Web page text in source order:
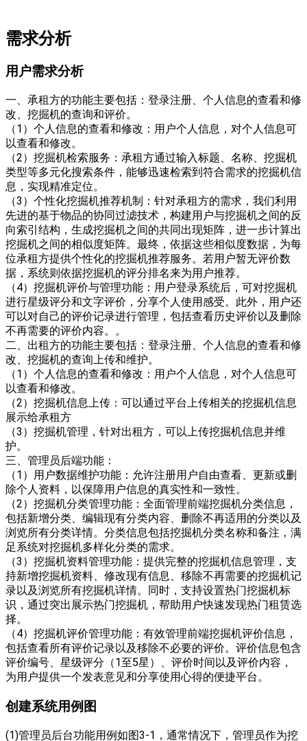
需求分析
用户需求分析
一、承租方的功能主要包括：登录注册、个人信息的查看和修
改、挖掘机的查询和评价。
（1）个人信息的查看和修改：用户个人信息，对个人信息可
以查看和修改。
（2）挖掘机检索服务：承租方通过输入标题、名称、挖掘机
类型等多元化搜索条件，能够迅速检索到符合需求的挖掘机信
息，实现精准定位。
（3）个性化挖掘机推荐机制：针对承租方的需求，我们利用
先进的基于物品的协同过滤技术，构建用户与挖掘机之间的反
向索引结构，生成挖掘机之间的共同出现矩阵，进一步计算出
挖掘机之间的相似度矩阵。最终，依据这些相似度数据，为每
位承租方提供个性化的挖掘机推荐服务。若用户暂无评价数
据，系统则依据挖掘机的评分排名来为用户推荐。
（4）挖掘机评价与管理功能：用户登录系统后，可对挖掘机
进行星级评分和文字评价，分享个人使用感受。此外，用户还
可以对自己的评价记录进行管理，包括查看历史评价以及删除
不再需要的评价内容。。
二、出租方的功能主要包括：登录注册、个人信息的查看和修
改、挖掘机的查询上传和维护。
（1）个人信息的查看和修改：用户个人信息，对个人信息可
以查看和修改。
（2）挖掘机信息上传：可以通过平台上传相关的挖掘机信息
展示给承租方
（3）挖掘机管理，针对出租方，可以上传挖掘机信息并维
护。
三、管理员后端功能：
（1）用户数据维护功能：允许注册用户自由查看、更新或删
除个人资料，以保障用户信息的真实性和一致性。
（2）挖掘机分类管理功能：全面管理前端挖掘机分类信息，
包括新增分类、编辑现有分类内容、删除不再适用的分类以及
浏览所有分类详情。分类信息包括挖掘机分类名称和备注，满
足系统对挖掘机多样化分类的需求。
（3）挖掘机资料管理功能：提供完整的挖掘机信息管理，支
持新增挖掘机资料、修改现有信息、移除不再需要的挖掘机记
录以及浏览所有挖掘机详情。同时，支持设置热门挖掘机标
识，通过突出展示热门挖掘机，帮助用户快速发现热门租赁选
择。
（4）挖掘机评价管理功能：有效管理前端挖掘机评价信息，
包括查看所有评价记录以及移除不必要的评价。评价信息包含
评价编号、星级评分（1至5星）、评价时间以及评价内容，
为用户提供一个发表意见和分享使用心得的便捷平台。
创建系统用例图
(1)管理员后台功能用例如图3-1，通常情况下，管理员作为挖